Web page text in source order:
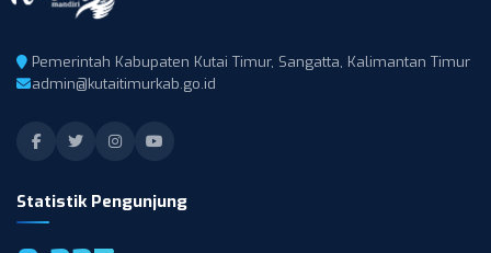
Pemerintah Kabupaten Kutai Timur, Sangatta, Kalimantan Timur
admin@kutaitimurkab.go.id
Statistik Pengunjung